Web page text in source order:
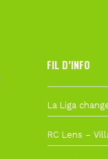
FIL D’INFO